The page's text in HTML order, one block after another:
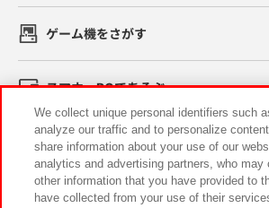
ゲーム機をさがす
スマホ・PCであそぶ
イベント・キャンペーン
We collect unique personal identifiers such
analyze our traffic and to personalize
share information about your use of our
analytics and advertising partners, who may
other information that you have provided to
have collected from your use of their